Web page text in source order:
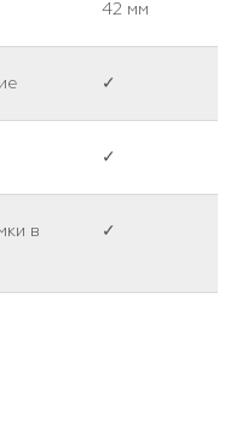
42 мм
✓
✓
в
✓